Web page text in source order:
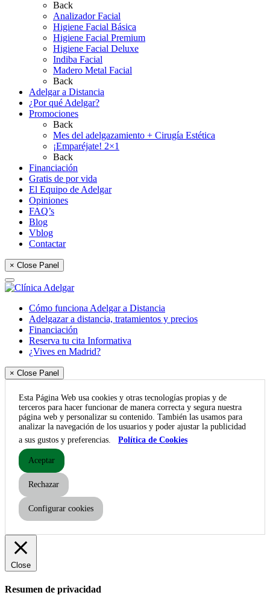
Back
Analizador Facial
Higiene Facial Básica
Higiene Facial Premium
Higiene Facial Deluxe
Indiba Facial
Madero Metal Facial
Back
Adelgar a Distancia
¿Por qué Adelgar?
Promociones
Back
Mes del adelgazamiento + Cirugía Estética
¡Emparéjate! 2×1
Back
Financiación
Gratis de por vida
El Equipo de Adelgar
Opiniones
FAQ’s
Blog
Vblog
Contactar
× Close Panel
Cómo funciona Adelgar a Distancia
Adelgazar a distancia, tratamientos y precios
Financiación
Reserva tu cita Informativa
¿Vives en Madrid?
× Close Panel
Esta Página Web usa cookies y otras tecnologías propias y de
terceros para hacer funcionar de manera correcta y segura nuestra
página web y personalizar su contenido. También las usamos para
analizar la navegación de los usuarios y poder ajustar la publicidad
a sus gustos y preferencias.
Política de Cookies
Aceptar
Rechazar
Configurar cookies
Close
Resumen de privacidad